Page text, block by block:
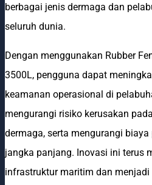
berbagai jenis dermaga dan
seluruh dunia.
Dengan menggunakan Rubber
3500L, pengguna dapat
keamanan operasional di
mengurangi risiko kerusakan
dermaga, serta mengurangi biaya
jangka panjang. Inovasi ini terus
infrastruktur maritim dan menjadi